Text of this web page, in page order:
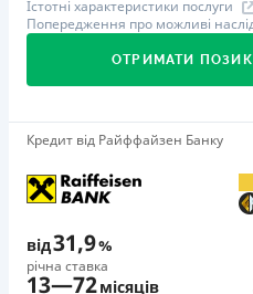
споживачем грошових
від суми невиконаного та/
зобов’язання на 2-й день
невиконання та/або
Детальніше читайте на
Необхідні документи
Паспорт,ІПН
Вік
18 - 65 років
Переваги
Істотні характеристики послуги
Попередження про можливі
ОТРИМАТИ
🥇Переможець FinAwards 2026
Переможець FinAwards 2026
готівкою»
вiд 65%/рік до 500 000 ₴
Додаткова комісія за
Кредит від Райффайзен Банку
від31,9%
річна ставка
13—72місяців